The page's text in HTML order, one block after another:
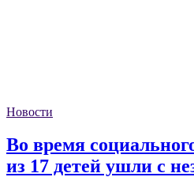
Новости
Во время
из 17 детей ушли с